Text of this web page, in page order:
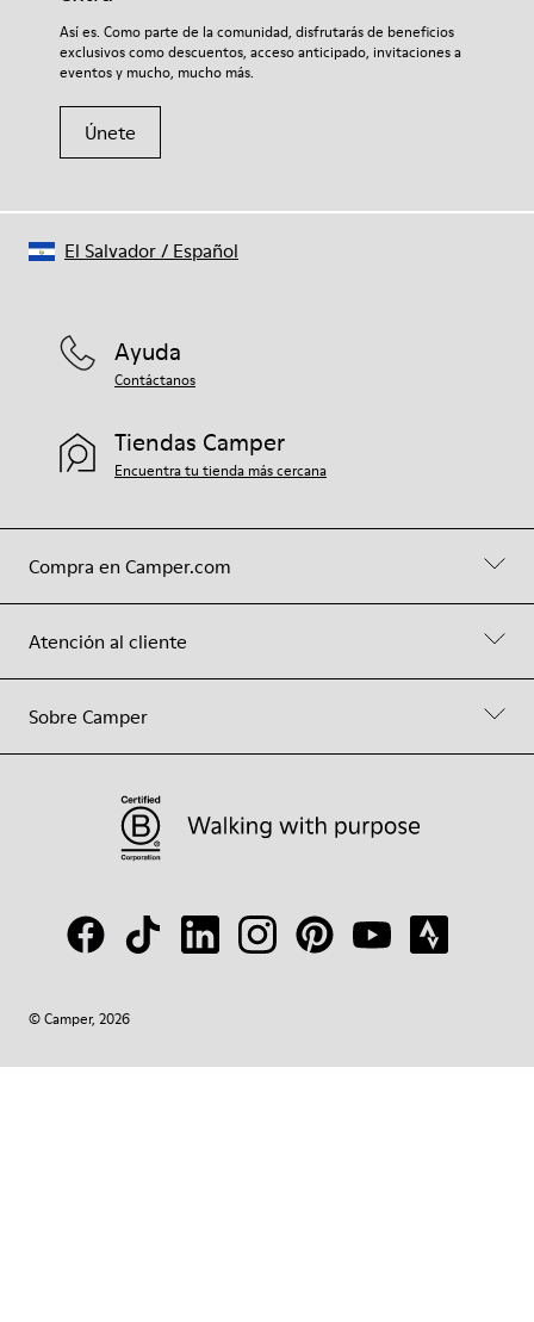
Así es. Como parte de la comunidad, disfrutarás de beneficios
exclusivos como descuentos, acceso anticipado, invitaciones a
eventos y mucho, mucho más.
Únete
Compra en Camper.com
Atención al cliente
Sobre Camper
Ayuda
Contáctanos
Tiendas Camper
Encuentra tu tienda más cercana
© Camper, 2026
El Salvador/ Español